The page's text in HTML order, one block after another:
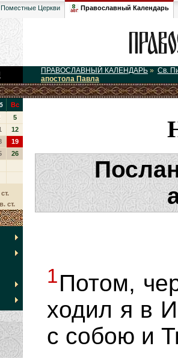
Поместные Церкви Православный Календарь
ПРАВОСЛАВНЫЙ КАЛЕНДАРЬ » Св.
апостола Павла
Вс
5
12
19
26
ст.
1Потом,
ходил я в
с собою и